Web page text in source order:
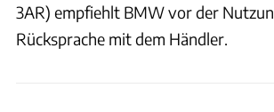
3AR) empfiehlt BMW vor der
Rücksprache mit dem Händler.